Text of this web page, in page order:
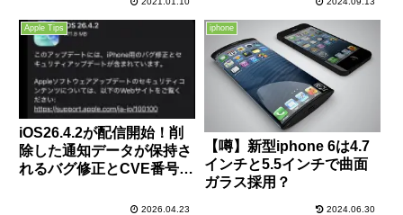
副回線として設定する方法
解説
は10月3日以降の配送に
Apple Tips
iOS26.4.2が配信開始！削
除した通知データが保持さ
れるバグ修正とCVE番号ベ
2026.04.23
iphone
【噂】新型iphone 6は4.7
インチと5.5インチで曲面
ガラス採用？
2024.06.30